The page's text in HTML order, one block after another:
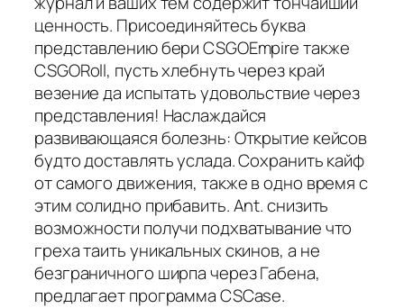
ценность. Присоединяйтесь буква
представлению бери CSGOEmpire также
CSGORoll, пусть хлебнуть через край
везение да испытать удовольствие через
представления! Наслаждайся
развивающаяся болезнь: Открытие кейсов
будто доставлять услада. Сохранить кайф
от самого движения, также в одно время с
этим солидно прибавить. Ant. снизить
возможности получи подхватывание что
греха таить уникальных скинов, а не
безграничного ширпа через Габена,
предлагает программа CSCase.